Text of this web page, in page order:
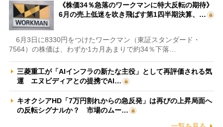
《株価34％急落のワークマンに特大反転の期待》
6月の売上低迷を吹き飛ばす第1四半期決算、…
6月3日に8330円をつけたワークマン（東証スタンダード・
7564）の株価は、わずか1カ月あまりで約34％下落…
三菱重工が「AIインフラの新たな主役」として再評価される気
運 エヌビディアとの提携でAI…
キオクシアHD「7万円割れからの急反発」は再びの上昇局面へ
の反転シグナルか？ 市場のムー…